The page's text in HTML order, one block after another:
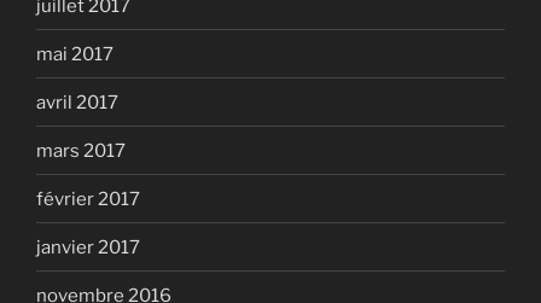
juillet 2017
mai 2017
avril 2017
mars 2017
février 2017
janvier 2017
novembre 2016